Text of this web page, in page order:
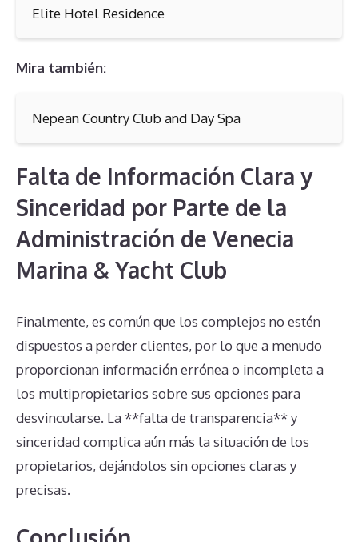
Elite Hotel Residence
Mira también:
Nepean Country Club and Day Spa
Falta de Información Clara y
Sinceridad por Parte de la
Administración de Venecia
Marina & Yacht Club
Finalmente, es común que los complejos no estén
dispuestos a perder clientes, por lo que a menudo
proporcionan información errónea o incompleta a
los multipropietarios sobre sus opciones para
desvincularse. La **falta de transparencia** y
sinceridad complica aún más la situación de los
propietarios, dejándolos sin opciones claras y
precisas.